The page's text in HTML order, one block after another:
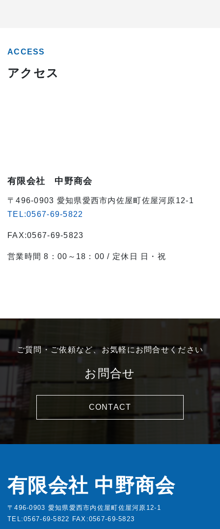
ACCESS
アクセス
有限会社 中野商会
〒496-0903 愛知県愛西市内佐屋町佐屋河原12-1
TEL:0567-69-5822
FAX:0567-69-5823
営業時間 8：00～18：00 / 定休日 日・祝
ご質問・ご依頼など、お気軽にお問合せください
お問合せ
CONTACT
有限会社 中野商会
〒496-0903 愛知県愛西市内佐屋町佐屋河原12-1
TEL:0567-69-5822 FAX:0567-69-5823